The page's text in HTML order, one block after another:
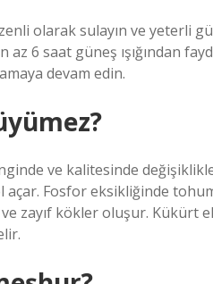
olarak sulayın ve yeterli
6 saat güneş ışığından
devam edin.
ve kalitesinde
açar. Fosfor eksikliğinde
zayıf kökler oluşur. Kükürt